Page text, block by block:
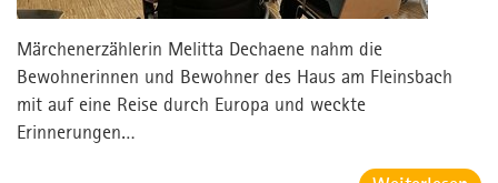
Märchenerzählerin Melitta Dechaene nahm die
Bewohnerinnen und Bewohner des Haus am Fleinsbach
mit auf eine Reise durch Europa und weckte
Erinnerungen…